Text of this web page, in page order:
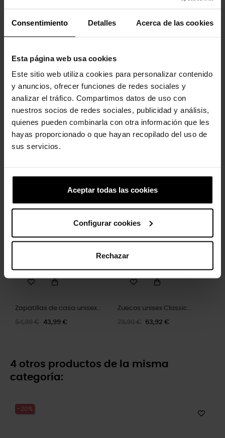
Consentimiento Detalles Acerca de las cookies
Esta página web usa cookies
Este sitio web utiliza cookies para personalizar contenido
y anuncios, ofrecer funciones de redes sociales y
analizar el tráfico. Compartimos datos de uso con
nuestros socios de redes sociales, publicidad y análisis,
quienes pueden combinarla con otra información que les
hayas proporcionado o que hayan recopilado del uso de
sus servicios.
Aceptar todas las cookies
Configurar cookies
Rechazar
Los clientes que compraron este
-20% -30%
Zapatillas de casa unisex...
54,99 € 43,99 €
Zuecos unisex Classic...
79,90 € 63,92 €
4 otros productos de la misma
categoría:
-20%